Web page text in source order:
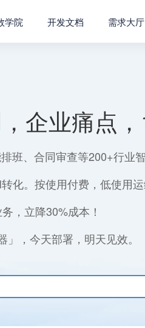
学院 开发文档 需求大厅
企业痛点
班、合同审查等200+行业
化。按使用付费，低使用运
，立降30%成本！
，今天部署，明天见效。